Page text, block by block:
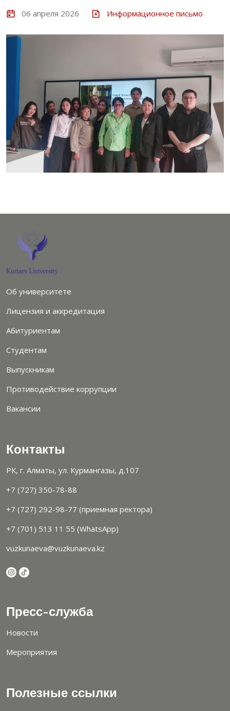
06 апреля 2026 Информационное письмо
Об университете
Лицензия и аккредитация
Абитуриентам
Студентам
Выпускникам
Противодействие коррупции
Вакансии
Контакты
РК, г. Алматы, ул. Курмангазы, д.107
+7 (727) 350-78-88
+7 (727) 292-98-77 (приемная ректора)
+7 (701) 513 11 55 (WhatsApp)
vuzkunaeva@vuzkunaeva.kz
Пресс-служба
Новости
Мероприятия
Полезные ссылки